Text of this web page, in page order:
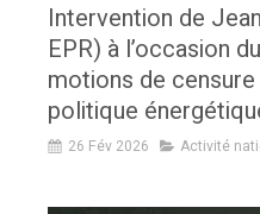
Intervention de
EPR) à l’occasion
motions de
politique
26 Fév 2026 Activité